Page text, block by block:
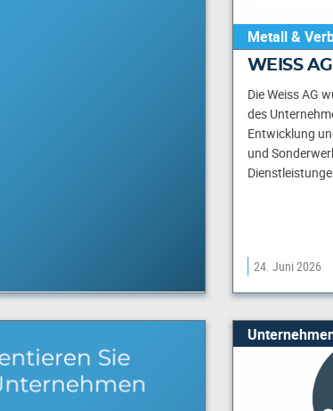
Metall &
WEISS AG
Die Weiss AG
des
Entwicklung
und
24. Juni 2026